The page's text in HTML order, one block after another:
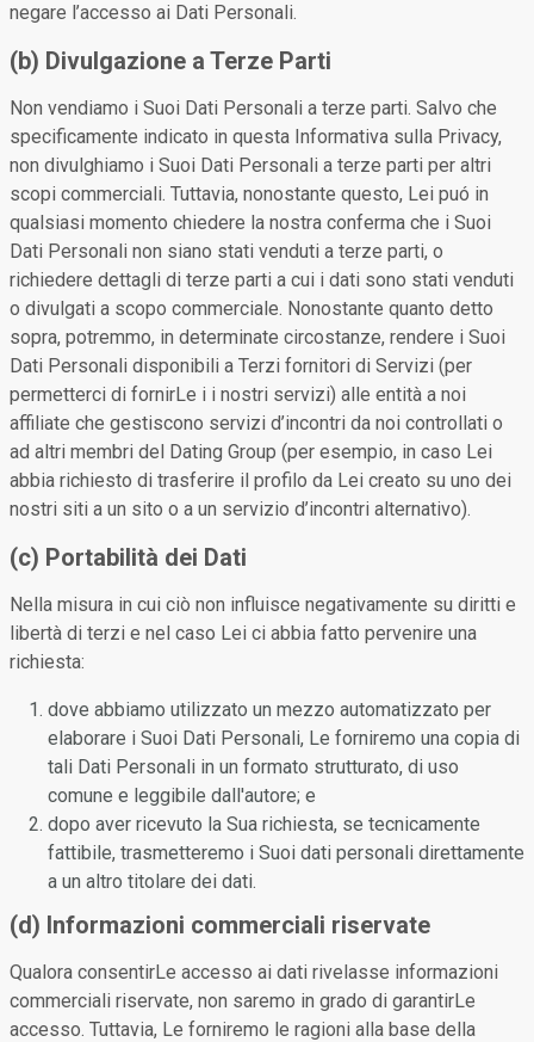
negare l’accesso ai Dati Personali.
(b) Divulgazione a Terze Parti
Non vendiamo i Suoi Dati Personali a terze parti. Salvo che
specificamente indicato in questa Informativa sulla Privacy,
non divulghiamo i Suoi Dati Personali a terze parti per altri
scopi commerciali. Tuttavia, nonostante questo, Lei puó in
qualsiasi momento chiedere la nostra conferma che i Suoi
Dati Personali non siano stati venduti a terze parti, o
richiedere dettagli di terze parti a cui i dati sono stati venduti
o divulgati a scopo commerciale. Nonostante quanto detto
sopra, potremmo, in determinate circostanze, rendere i Suoi
Dati Personali disponibili a Terzi fornitori di Servizi (per
permetterci di fornirLe i i nostri servizi) alle entità a noi
affiliate che gestiscono servizi d’incontri da noi controllati o
ad altri membri del Dating Group (per esempio, in caso Lei
abbia richiesto di trasferire il profilo da Lei creato su uno dei
nostri siti a un sito o a un servizio d’incontri alternativo).
(c) Portabilità dei Dati
Nella misura in cui ciò non influisce negativamente su diritti e
libertà di terzi e nel caso Lei ci abbia fatto pervenire una
richiesta:
dove abbiamo utilizzato un mezzo automatizzato per
elaborare i Suoi Dati Personali, Le forniremo una copia di
tali Dati Personali in un formato strutturato, di uso
comune e leggibile dall'autore; e
dopo aver ricevuto la Sua richiesta, se tecnicamente
fattibile, trasmetteremo i Suoi dati personali direttamente
a un altro titolare dei dati.
(d) Informazioni commerciali riservate
Qualora consentirLe accesso ai dati rivelasse informazioni
commerciali riservate, non saremo in grado di garantirLe
accesso. Tuttavia, Le forniremo le ragioni alla base della